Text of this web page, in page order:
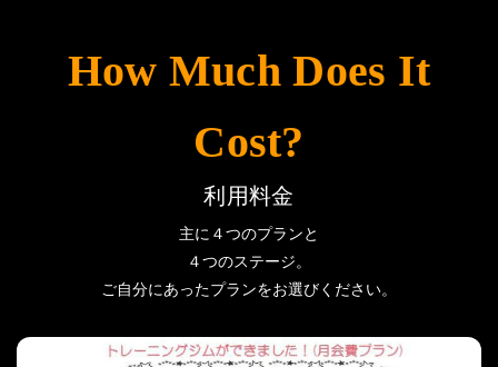
How Much Does It
Cost?
利用料金
主に４つのプランと
４つのステージ。
ご自分にあったプランをお選びください。